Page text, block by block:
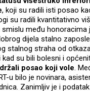
, koji su radili isti posao
su radili kvantitativno
smislu među
dijela stalno
stalnog straha od
su bili bolesni i
posao koji vole.
u bilo je novinara,
Zanimljiv je i